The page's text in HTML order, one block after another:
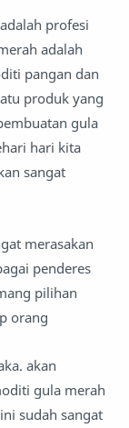
profesi
adalah
pangan dan
produk yang
gula
hari kita
sangat
merasakan
penderes
pilihan
orang
akan
gula merah
sudah sangat